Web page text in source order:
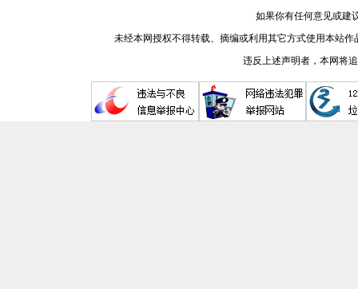
如果你有任何意见或建
未经本网授权不得转载、摘编或利用其它方式使用本站
违反上述声明者，本网将